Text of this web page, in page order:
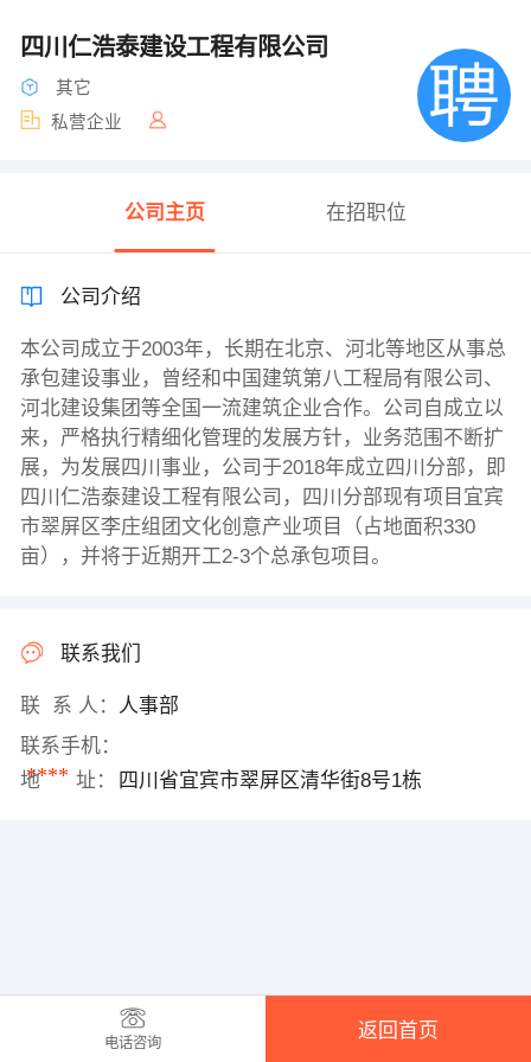
四川仁浩泰建设工程有限公司
其它
私营企业
公司主页 在招职位
公司介绍
本公司成立于2003年，长期在北京、河北等地区从事总
承包建设事业，曾经和中国建筑第八工程局有限公司、
河北建设集团等全国一流建筑企业合作。公司自成立以
来，严格执行精细化管理的发展方针，业务范围不断扩
展，为发展四川事业，公司于2018年成立四川分部，即
四川仁浩泰建设工程有限公司，四川分部现有项目宜宾
市翠屏区李庄组团文化创意产业项目（占地面积330
亩），并将于近期开工2-3个总承包项目。
联系我们
联 系 人： 人事部
联系手机：
****
地 址： 四川省宜宾市翠屏区清华街8号1栋
电话咨询
返回首页